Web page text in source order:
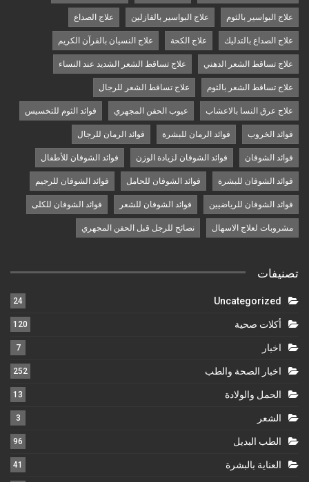
علاج البواسير بالثوم علاج البواسير بالفازلين علاج الصداع
علاج الصداع بالتدليك علاج الكحة علاج النسيان بالقرآن الكريم
علاج تساقط الشعر الدهني علاج تساقط الشعر الشديد عند النساء
علاج تساقط الشعر بالثوم علاج تساقط الشعر للرجال
علاج عرق النسا بالاعشاب عيوب الحقن المجهري فوائد الثوم للتخسيس
فوائد الخروب فوائد الرمان للبشرة فوائد الرمان للرجال
فوائد الشوفان فوائد الشوفان لزيادة الوزن فوائد الشوفان للأطفال
فوائد الشوفان للبشرة فوائد الشوفان للحامل فوائد الشوفان للرجيم
فوائد الشوفان للرياضيين فوائد الشوفان للشعر فوائد الشوفان للكلى
مشروبات لعلاج الاسهال نصائح للرجل قبل الحقن المجهري
تصنيفات
Uncategorized
24
أكلات صحية 120
اخبار 7
اخبار الصحة والطب 252
الحمل والولادة 13
الشعر 3
الطب البديل 96
العناية بالبشرة 41